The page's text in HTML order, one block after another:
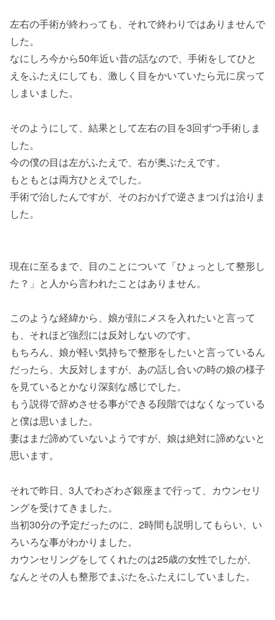
左右の手術が終わっても、それで終わりではありませんで
した。
なにしろ今から50年近い昔の話なので、手術をしてひと
えをふたえにしても、激しく目をかいていたら元に戻って
しまいました。
そのようにして、結果として左右の目を3回ずつ手術しま
した。
今の僕の目は左がふたえで、右が奥ぶたえです。
もともとは両方ひとえでした。
手術で治したんですが、そのおかげで逆さまつげは治りま
した。
現在に至るまで、目のことについて「ひょっとして整形し
た？」と人から言われたことはありません。
このような経緯から、娘が顔にメスを入れたいと言って
も、それほど強烈には反対しないのです。
もちろん、娘が軽い気持ちで整形をしたいと言っているん
だったら、大反対しますが、あの話し合いの時の娘の様子
を見ているとかなり深刻な感じでした。
もう説得で辞めさせる事ができる段階ではなくなっている
と僕は思いました。
妻はまだ諦めていないようですが、娘は絶対に諦めないと
思います。
それで昨日、3人でわざわざ銀座まで行って、カウンセリ
ングを受けてきました。
当初30分の予定だったのに、2時間も説明してもらい、い
ろいろな事がわかりました。
カウンセリングをしてくれたのは25歳の女性でしたが、
なんとその人も整形でまぶたをふたえにしていました。